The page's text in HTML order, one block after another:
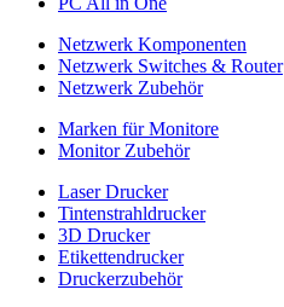
Netzwerk Komponenten
Netzwerk Switches & Router
Netzwerk Zubehör
Marken für Monitore
Monitor Zubehör
Laser Drucker
Tintenstrahldrucker
3D Drucker
Etikettendrucker
Druckerzubehör